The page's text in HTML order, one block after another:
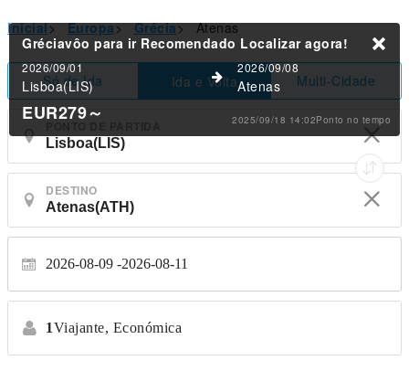
Inicial> Europa> Grécia> Atenas
Só de Ida Ida e Volta Multi-Cidade
DESTINO
2026-08-09 2026-08-11
1Viajante, Económica
Gréciavôo para ir Recomendado Localizar agora!
2026/09/01
Lisboa(LIS)
2026/09/08
Atenas
EUR279～ 2025/09/18 14:02Ponto no tempo